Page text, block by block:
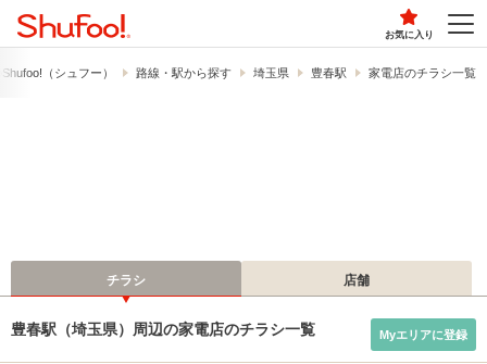
お気に入り
（シュフー） 路線・駅から探す 埼玉県 豊春駅 家電店のチラシ一覧
チラシ 店舗
豊春駅（埼玉県）周辺の家電店のチラシ一覧 Myエリアに登録